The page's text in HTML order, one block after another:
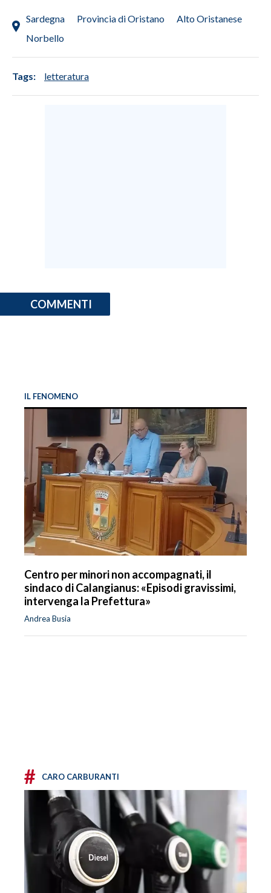
INFO AZIENDE
ABBONATI
NECROLOGI
Sardegna Provincia di Oristano
Alto Oristanese
Norbello
Tags: letteratura
COMMENTI
IL FENOMENO
Centro per minori non accompagnati, il
sindaco di Calangianus: «Episodi gravissimi,
intervenga la Prefettura»
Andrea Busia
# CARO CARBURANTI